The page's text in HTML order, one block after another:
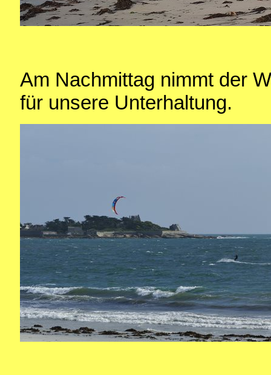
Am Nachmittag nimmt der
für unsere Unterhaltung.